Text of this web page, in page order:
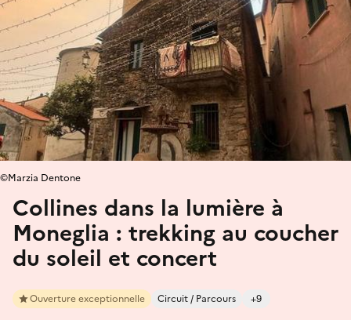
Collines dans la lumière à
Moneglia : trekking au coucher
du soleil et concert
Ouverture exceptionnelle Circuit / Parcours +9
©Marzia Dentone